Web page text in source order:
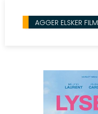
AGGER ELSKER FILM